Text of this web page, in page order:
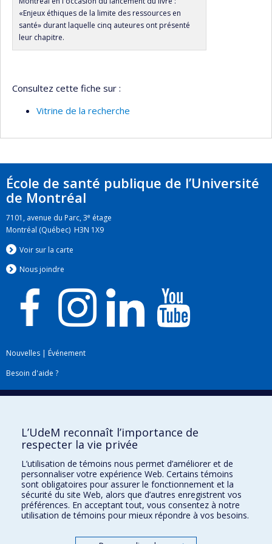
«Enjeux éthiques de la limite des ressources en
santé» durant laquelle cinq auteures ont présenté
leur chapitre.
Consultez cette fiche sur :
Vitrine de la recherche
École de santé publique de l’Université
de Montréal
7101, avenue du Parc, 3e étage
Montréal (Québec) H3N 1X9
Voir sur la carte
Nous joindre
Nouvelles | Événement
Besoin d'aide ?
Plan du site|Accessibilité
Téléchargez les logos de l'ESPUM
L’UdeM reconnaît l’importance de
respecter la vie privée
L’utilisation de témoins nous permet d’améliorer et de
personnaliser votre expérience Web. Certains témoins
sont obligatoires pour assurer le fonctionnement et la
sécurité du site Web, alors que d’autres enregistrent vos
préférences. En acceptant tout, vous consentez à notre
utilisation de témoins pour mieux répondre à vos besoins.